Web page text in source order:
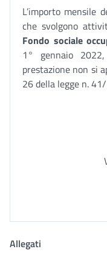
L’importo mensile
che svolgono
Fondo sociale
1° gennaio
prestazione non si
26 della legge n.
Allegati